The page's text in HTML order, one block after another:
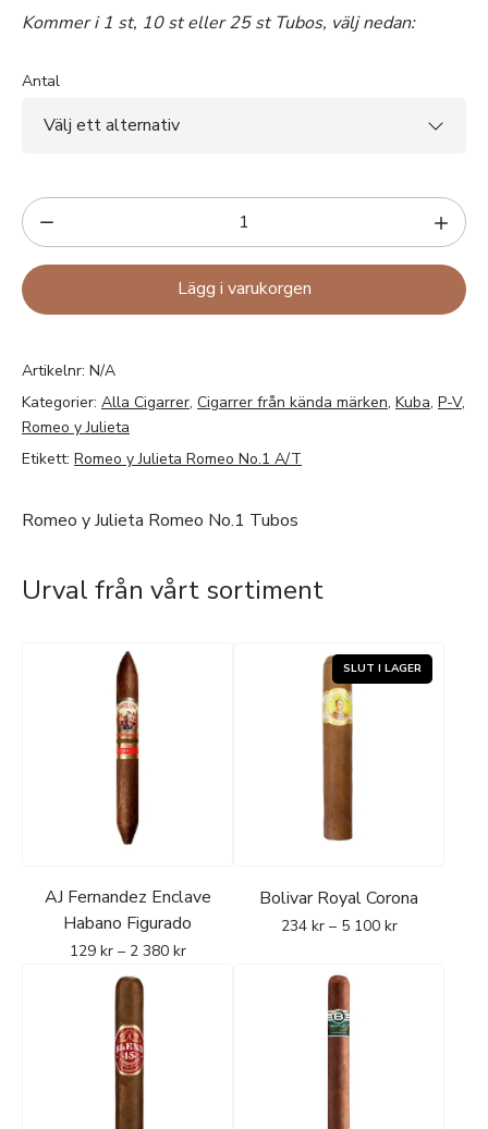
Kommer i 1 st, 10 st eller 25 st Tubos, välj nedan:
Antal
Lägg i varukorgen
Artikelnr: N/A
Kategorier: Alla Cigarrer, Cigarrer från kända märken, Kuba, P-V,
Romeo y Julieta
Etikett: Romeo y Julieta Romeo No.1 A/T
Romeo y Julieta Romeo No.1 Tubos
Urval från vårt sortiment
AJ Fernandez Enclave
Habano Figurado
129 kr – 2 380 kr
Bolivar Royal Corona
234 kr – 5 100 kr